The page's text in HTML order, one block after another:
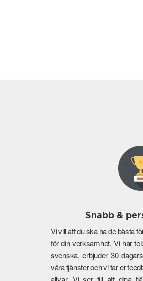
Snabb &
Vi vill att du ska ha de bästa
för din verksamhet. Vi har
svenska, erbjuder 30
våra tjänster och vi tar er
allvar. Vi ser till att dina